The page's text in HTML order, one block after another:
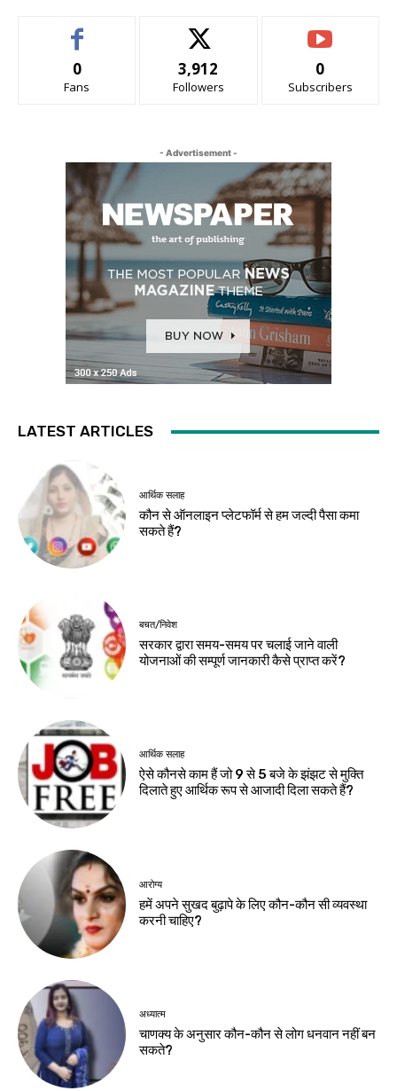
0
Fans
3,912
Followers
0
Subscribers
- Advertisement -
LATEST ARTICLES
आर्थिक सलाह
कौन से ऑनलाइन प्लेटफॉर्म से हम जल्दी पैसा कमा
सकते हैं?
बचत/निवेश
सरकार द्वारा समय-समय पर चलाई जाने वाली
योजनाओं की सम्पूर्ण जानकारी कैसे प्राप्त करें?
आर्थिक सलाह
ऐसे कौनसे काम हैं जो 9 से 5 बजे के झंझट से मुक्ति
दिलाते हुए आर्थिक रूप से आजादी दिला सकते हैं?
आरोग्य
हमें अपने सुखद बुढ़ापे के लिए कौन-कौन सी व्यवस्था
करनी चाहिए?
अध्यात्म
चाणक्य के अनुसार कौन-कौन से लोग धनवान नहीं बन
सकते?